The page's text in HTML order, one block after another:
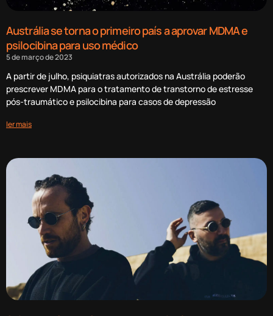
Austrália se torna o primeiro país a aprovar MDMA e
psilocibina para uso médico
5 de março de 2023
A partir de julho, psiquiatras autorizados na Austrália poderão
prescrever MDMA para o tratamento de transtorno de estresse
pós-traumático e psilocibina para casos de depressão
ler mais